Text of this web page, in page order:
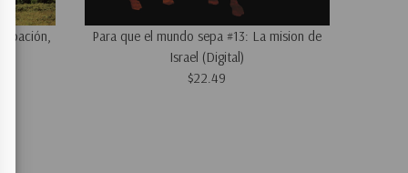
Para que el mundo sepa #13: La mision de
Israel (Digital)
$22.49